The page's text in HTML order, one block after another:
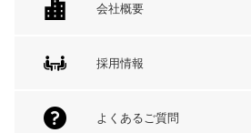
会社概要
採用情報
よくあるご質問